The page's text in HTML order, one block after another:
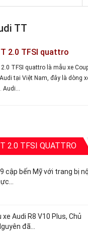
TT
2.0 TFSI quattro
TFSI quattro là mẫu xe
tại Việt Nam, đây là dòng
Audi…
2.0 TFSI QUATTRO
cập bến Mỹ với trang bị
Audi R8 V10 Plus, Chủ
đã…